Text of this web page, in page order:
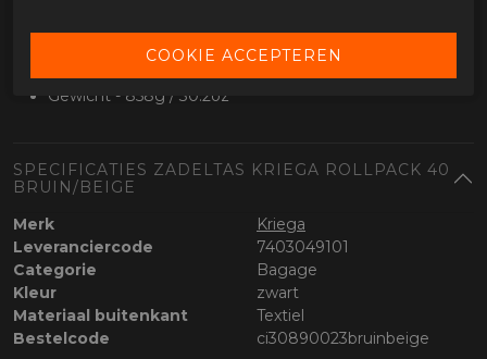
Maximale inhoud - 40 liter
Gewicht - 858g / 30.2oz
SPECIFICATIES ZADELTAS KRIEGA ROLLPACK 40
BRUIN/BEIGE
Merk
Kriega
Leveranciercode
7403049101
Categorie
Bagage
Kleur
zwart
Materiaal buitenkant
Textiel
Bestelcode
ci30890023bruinbeige